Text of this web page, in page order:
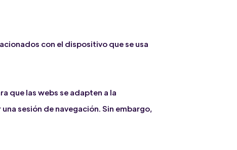
con el dispositivo que se usa
que las webs se adapten a la
sesión de navegación. Sin embargo,